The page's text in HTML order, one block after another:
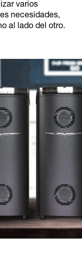
varios
necesidades,
al lado del otro.